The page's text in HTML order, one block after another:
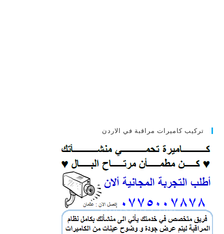
تركيب كاميرات مراقبة في الاردن